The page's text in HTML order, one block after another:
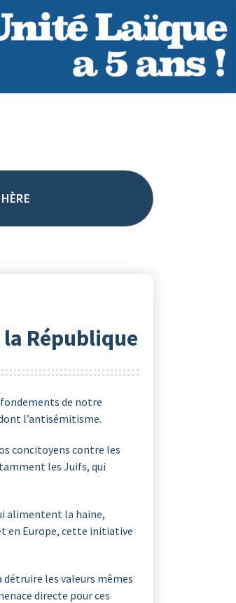
République
de notre
l’antisémitisme.
concitoyens contre les
les Juifs, qui
alimentent la haine,
en Europe, cette initiative
les valeurs mêmes
directe pour ces